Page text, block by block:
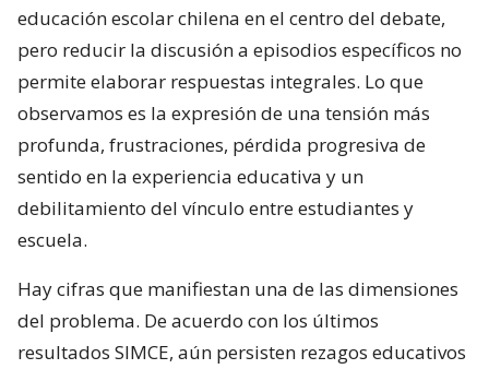
educación escolar chilena en el centro del debate,
pero reducir la discusión a episodios específicos no
permite elaborar respuestas integrales. Lo que
observamos es la expresión de una tensión más
profunda, frustraciones, pérdida progresiva de
sentido en la experiencia educativa y un
debilitamiento del vínculo entre estudiantes y
escuela.
Hay cifras que manifiestan una de las dimensiones
del problema. De acuerdo con los últimos
resultados SIMCE, aún persisten rezagos educativos